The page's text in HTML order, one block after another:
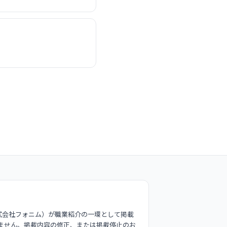
社フォニム）が職業紹介の一環として掲載
ん。掲載内容の修正、または掲載停止のお